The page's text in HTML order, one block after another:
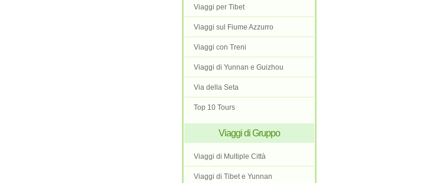
Viaggi per Tibet
Viaggi sul Fiume Azzurro
Viaggi con Treni
Viaggi di Yunnan e Guizhou
Via della Seta
Top 10 Tours
Viaggi di Gruppo
Viaggi di Multiple Città
Viaggi di Tibet e Yunnan